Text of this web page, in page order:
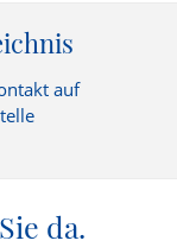
auf
da.